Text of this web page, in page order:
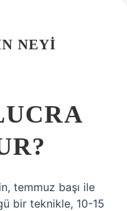
NEYI
temmuz başı ile
bir teknikle, 10-15